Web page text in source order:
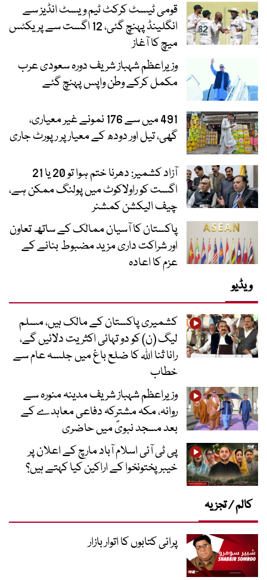
قومی ٹیسٹ کرکٹ ٹیم ویسٹ انڈیز سے
انگلینڈ پہنچ گئی، 12 اگست سے پریکٹس
میچ کا آغاز
وزیراعظم شہباز شریف دورہ سعودی عرب
مکمل کرکے وطن واپس پہنچ گئے
491 میں سے 176 نمونے غیر معیاری،
گھی، تیل اور دودھ کے معیار پر رپورٹ جاری
آزاد کشمیر: دھرنا ختم ہوا تو 20 یا 21
اگست کو راولاکوٹ میں پولنگ ممکن ہے،
چیف الیکشن کمشنر
پاکستان کا آسیان ممالک کے ساتھ تعاون
اور شراکت داری مزید مضبوط بنانے کے
عزم کا اعادہ
ویڈیو
کشمیری پاکستان کے مالک ہیں، مسلم
لیگ (ن) کو دو تہائی اکثریت دلائیں گے،
رانا ثنا اللہ کا ضلع باغ میں جلسہ عام سے
خطاب
وزیراعظم شہباز شریف مدینہ منورہ سے
روانہ، مکہ مشترکہ دفاعی معاہدے کے
بعد مسجد نبویؐ میں حاضری
پی ٹی آئی اسلام آباد مارچ کے اعلان پر
خیبر پختونخوا کے اراکین کیا کہتے ہیں؟
کالم / تجزیہ
پرانی کتابوں کا اتوار بازار